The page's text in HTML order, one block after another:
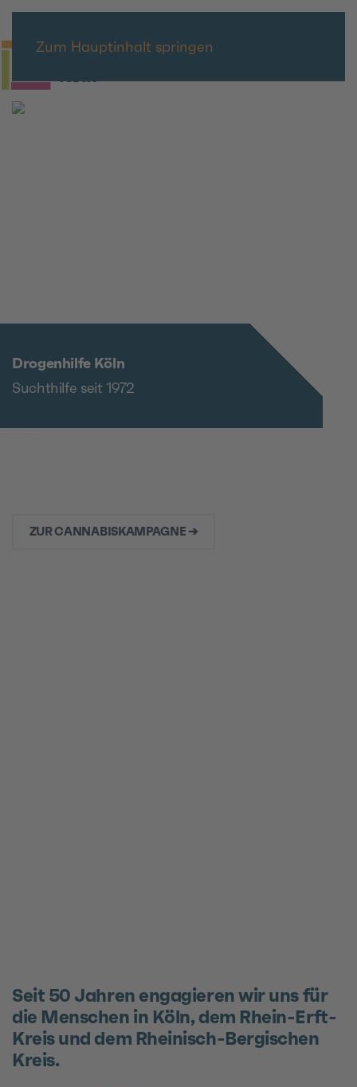
Zum Hauptinhalt springen
Drogenhilfe Köln
Suchthilfe seit 1972
ZUR CANNABISKAMPAGNE ➔
Seit 50 Jahren engagieren wir uns für
die Menschen in Köln, dem Rhein-Erft-
Kreis und dem Rheinisch-Bergischen
Kreis.